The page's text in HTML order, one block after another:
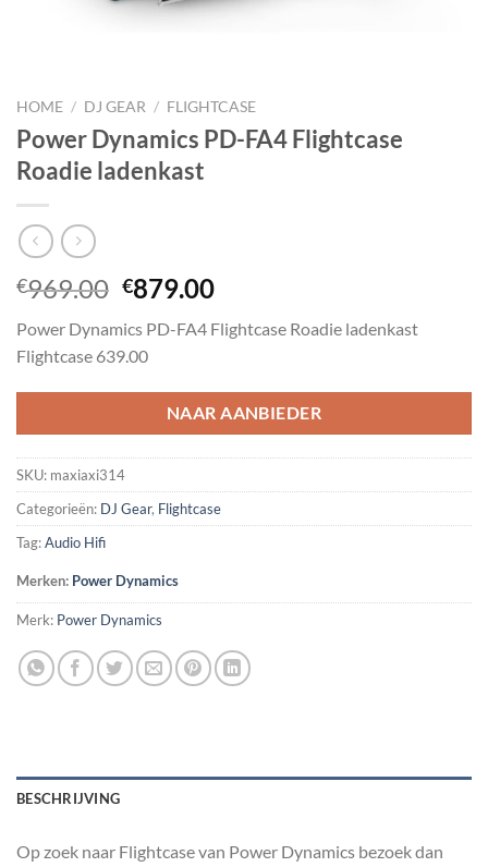
HOME / DJ GEAR / FLIGHTCASE
Power Dynamics PD-FA4 Flightcase
Roadie ladenkast
€969.00 Oorspronkelijke
was:
€969.00.
€879.00Huidige
is:
Power Dynamics PD-FA4 Flightcase Roadie ladenkast
Flightcase 639.00
NAAR AANBIEDER
SKU: maxiaxi314
Categorieën: DJ Gear, Flightcase
Tag:Audio Hifi
Merken: Power Dynamics
Merk: Power Dynamics
BESCHRIJVING
Op zoek naar Flightcase van Power Dynamics bezoek dan